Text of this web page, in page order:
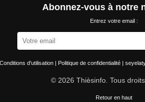
Abonnez-vous à notre
Entrez votre email :
d'utilisation Politique de confidentialité
© 2026 Thièsinfo. Tous
Retour en haut